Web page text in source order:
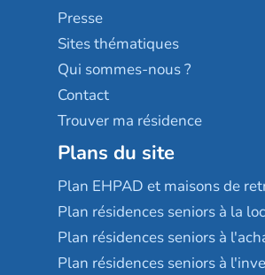
Sérénys
Résidences services Villa
Presse
Sites thématiques
Qui sommes-nous ?
Contact
Trouver ma résidence
Plans du site
Plan EHPAD et maisons de
Plan résidences seniors à la
Plan résidences seniors à
Plan résidences seniors à